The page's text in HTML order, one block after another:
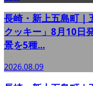
長崎・新上五島町｜
クッキー」8月10日
景を5種...
2026.08.09